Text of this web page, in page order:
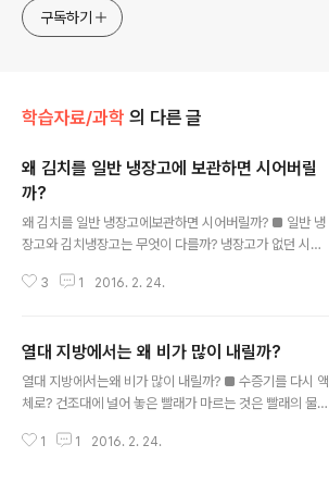
구독하기
학습자료/과학 의 다른 글
왜 김치를 일반 냉장고에 보관하면 시어버릴
까?
왜 김치를 일반 냉장고에보관하면 시어버릴까? ■ 일반 냉
장고와 김치냉장고는 무엇이 다를까? 냉장고가 없던 시절,
월부터 다음 해인 2월까지 땅속의 온도는 0℃에서 -1℃
에 담아 땅속에 묻어 보관하였습니다. 오늘날 현대인들은
냉장고가 발명된 후, 김치를 땅속에 묻지 않고 냉장고에 보
관하게 되었습니다. 일반 냉장고는 일정 기간 냉각을 반복
습니다. 그래서 냉장고에 넣은 김치는 쉽게 건조해지고, 빨
3 1 2016. 2. 24.
열대 지방에서는 왜 비가 많이 내릴까?
열대 지방에서는왜 비가 많이 내릴까? ■ 수증기를 다시 액
체로? 건조대에 널어 놓은 빨래가 마르는 것은 빨래의 물이
인 물이 기체인 수증기로 변화하는 현상인데요, 증발은 물
1 1 2016. 2. 24.